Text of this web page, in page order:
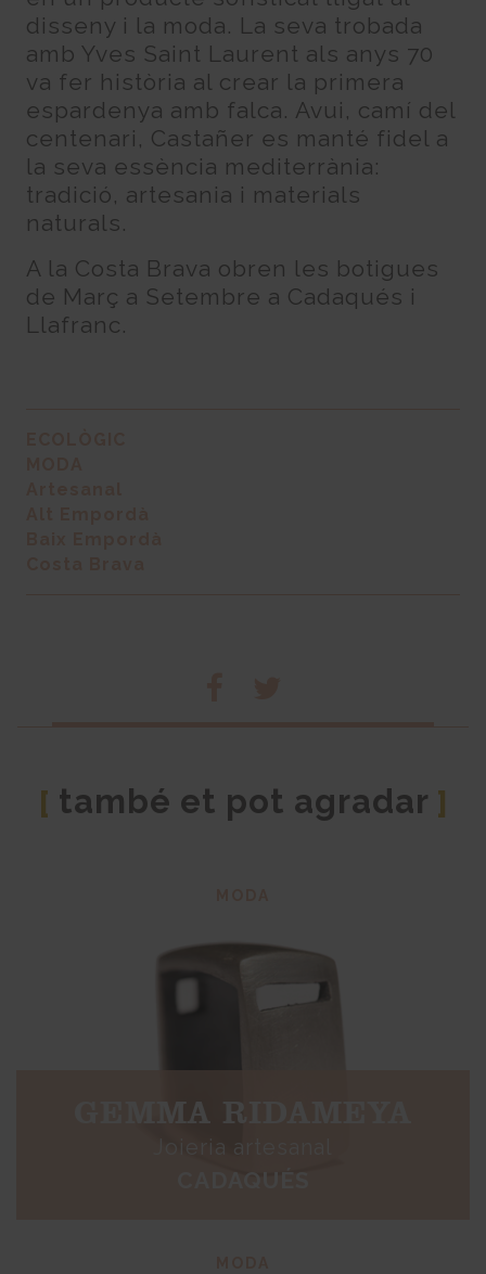
disseny i la moda. La seva trobada
amb Yves Saint Laurent als anys 70
va fer història al crear la primera
espardenya amb falca. Avui, camí del
centenari, Castañer es manté fidel a
la seva essència mediterrània:
tradició, artesania i materials
naturals.
A la Costa Brava obren les botigues
de Març a Setembre a Cadaqués i
Llafranc.
[ també et pot agradar ]
GEMMA RIDAMEYA
Joieria artesanal